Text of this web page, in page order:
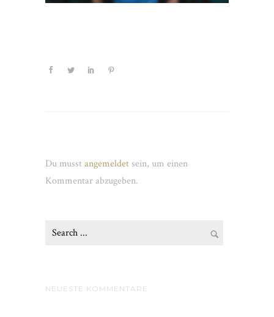
Du musstangemeldet sein, um einen
Kommentar abzugeben.
NEUESTE KOMMENTARE